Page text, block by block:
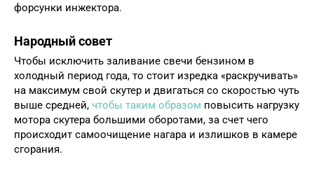
форсунки инжектора.
Народный совет
Чтобы исключить заливание свечи бензином в
холодный период года, то стоит изредка «раскручивать»
на максимум свой скутер и двигаться со скоростью чуть
выше средней, чтобы таким образом повысить нагрузку
мотора скутера большими оборотами, за счет чего
происходит самоочищение нагара и излишков в камере
сгорания.